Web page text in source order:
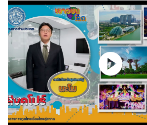
ป
ร
ะ
ช
า
สั
ม
พั
น
ธ์